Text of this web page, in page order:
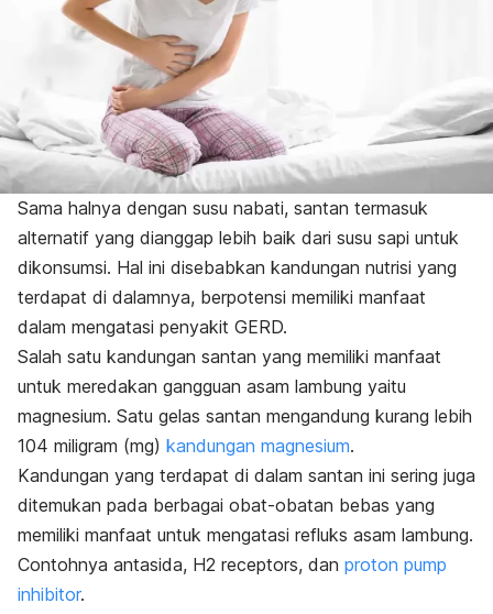
Sama halnya dengan susu nabati, santan termasuk
alternatif yang dianggap lebih baik dari susu sapi untuk
dikonsumsi. Hal ini disebabkan kandungan nutrisi yang
terdapat di dalamnya, berpotensi memiliki manfaat
dalam mengatasi penyakit GERD.
Salah satu kandungan santan yang memiliki manfaat
untuk meredakan gangguan asam lambung yaitu
magnesium. Satu gelas santan mengandung kurang lebih
104 miligram (mg) kandungan magnesium.
Kandungan yang terdapat di dalam santan ini sering juga
ditemukan pada berbagai obat-obatan bebas yang
memiliki manfaat untuk mengatasi refluks asam lambung.
Contohnya antasida, H2 receptors, dan proton pump
inhibitor.